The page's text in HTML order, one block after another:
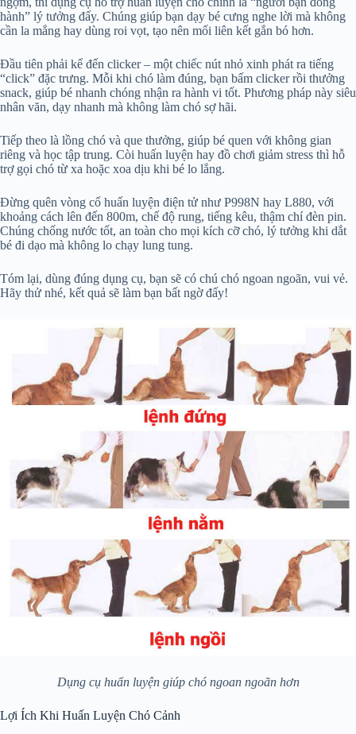
hành” lý tưởng đấy. Chúng giúp bạn dạy bé cưng nghe lời mà không
cần la mắng hay dùng roi vọt, tạo nên mối liên kết gắn bó hơn.
Đầu tiên phải kể đến clicker – một chiếc nút nhỏ xinh phát ra tiếng
“click” đặc trưng. Mỗi khi chó làm đúng, bạn bấm clicker rồi thưởng
snack, giúp bé nhanh chóng nhận ra hành vi tốt. Phương pháp này siêu
nhân văn, dạy nhanh mà không làm chó sợ hãi.
Tiếp theo là lồng chó và que thưởng, giúp bé quen với không gian
riêng và học tập trung. Còi huấn luyện hay đồ chơi giảm stress thì hỗ
trợ gọi chó từ xa hoặc xoa dịu khi bé lo lắng.
Đừng quên vòng cổ huấn luyện điện tử như P998N hay L880, với
khoảng cách lên đến 800m, chế độ rung, tiếng kêu, thậm chí đèn pin.
Chúng chống nước tốt, an toàn cho mọi kích cỡ chó, lý tưởng khi dắt
bé đi dạo mà không lo chạy lung tung.
Tóm lại, dùng đúng dụng cụ, bạn sẽ có chú chó ngoan ngoãn, vui vẻ.
Hãy thử nhé, kết quả sẽ làm bạn bất ngờ đấy!
Dụng cụ huấn luyện giúp chó ngoan ngoãn hơn
Lợi Ích Khi Huấn Luyện Chó Cảnh